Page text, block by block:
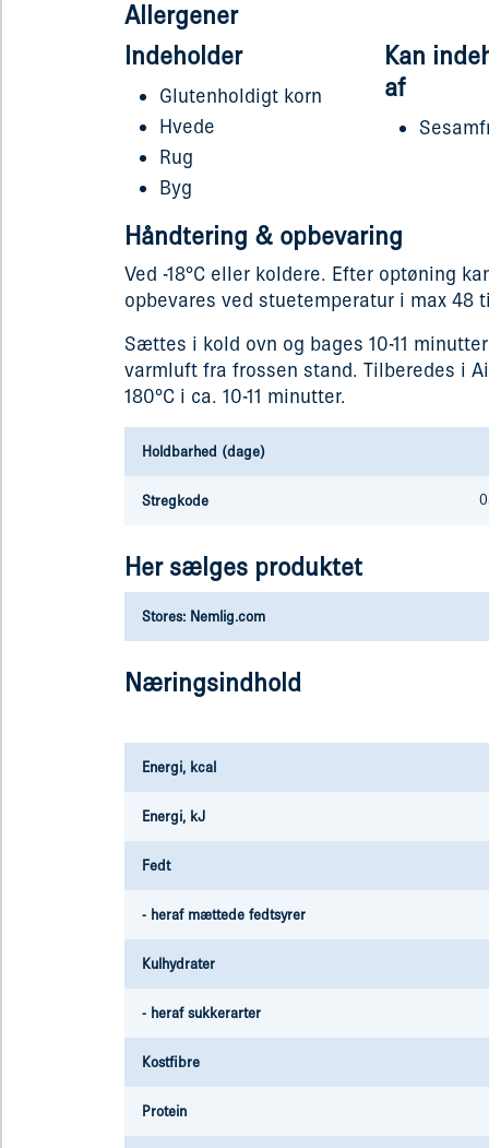
Allergener
Indeholder
Glutenholdigt korn
Hvede
Rug
Byg
Kan
af
Håndtering & opbevaring
Ved -18°C eller koldere. Efter optøning
opbevares ved stuetemperatur i max 48
Sættes i kold ovn og bages 10-11 minutter
varmluft fra frossen stand. Tilberedes i
180°C i ca. 10-11 minutter.
Holdbarhed (dage)
Stregkode
Her sælges produktet
Stores: Nemlig.com
Næringsindhold
Energi, kcal
Energi, kJ
Fedt
- heraf mættede fedtsyrer
Kulhydrater
- heraf sukkerarter
Kostfibre
Protein